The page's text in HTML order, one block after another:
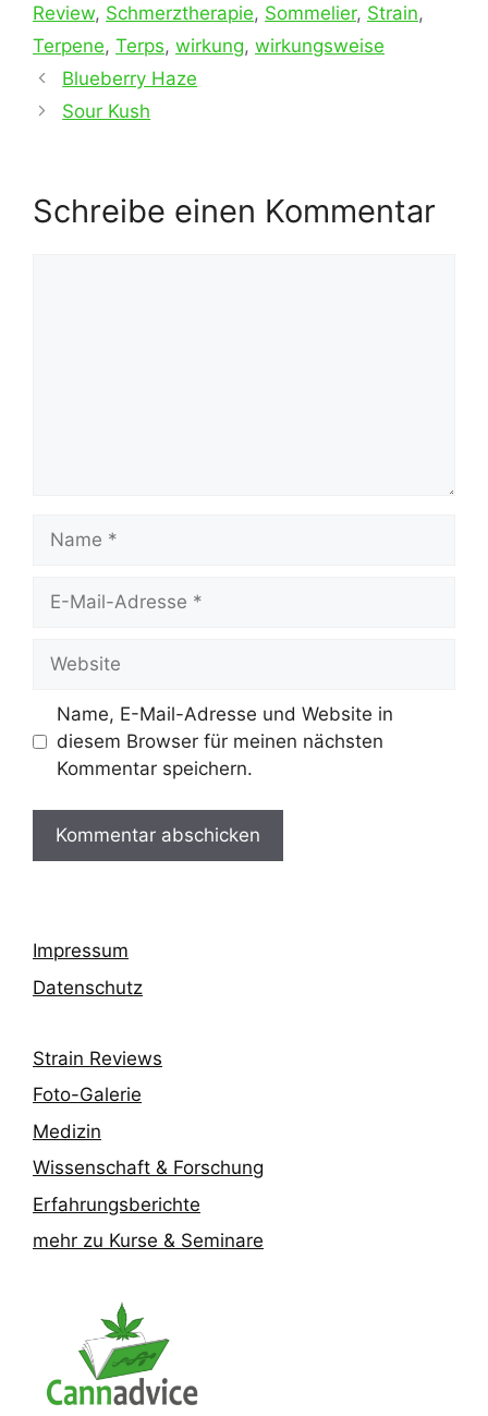
Review, Schmerztherapie, Sommelier, Strain,
Terpene, Terps, wirkung, wirkungsweise
Blueberry Haze
Sour Kush
Schreibe einen Kommentar
Name, E-Mail-Adresse und Website in
diesem Browser für meinen nächsten
Kommentar speichern.
Impressum
Datenschutz
Strain Reviews
Foto-Galerie
Medizin
Wissenschaft & Forschung
Erfahrungsberichte
mehr zu Kurse & Seminare